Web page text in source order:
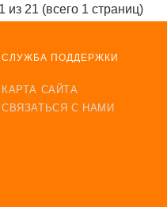
из 21 (всего 1 страниц)
СЛУЖБА ПОДДЕРЖКИ
КАРТА САЙТА
СВЯЗАТЬСЯ С НАМИ